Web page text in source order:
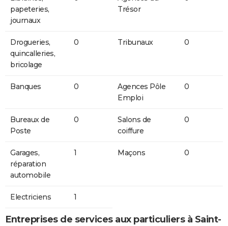
papeteries,
journaux
Trésor
Drogueries,
quincalleries,
bricolage
0 Tribunaux 0
Banques 0
Agences Pôle
Emploi
0
Bureaux de
Poste
0
Salons de
coiffure
0
Garages,
réparation
automobile
1 Maçons 0
Electriciens 1
Entreprises de services aux particuliers à Saint-